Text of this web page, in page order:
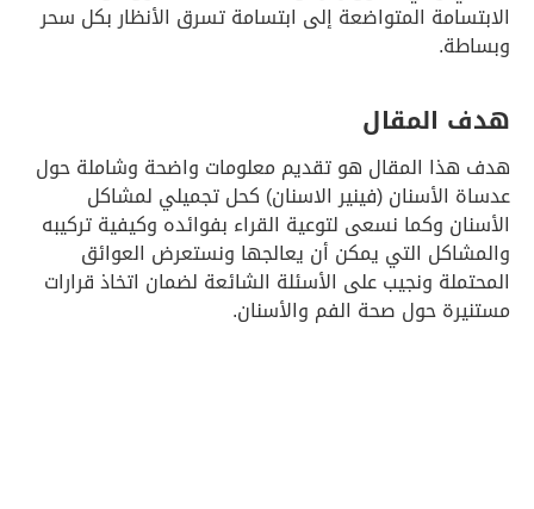
الابتسامة المتواضعة إلى ابتسامة تسرق الأنظار بكل سحر
وبساطة.
هدف المقال
هدف هذا المقال هو تقديم معلومات واضحة وشاملة حول
عدساة الأسنان (فينير الاسنان) كحل تجميلي لمشاكل
الأسنان وكما نسعى لتوعية القراء بفوائده وكيفية تركيبه
والمشاكل التي يمكن أن يعالجها ونستعرض العوائق
المحتملة ونجيب على الأسئلة الشائعة لضمان اتخاذ قرارات
مستنيرة حول صحة الفم والأسنان.